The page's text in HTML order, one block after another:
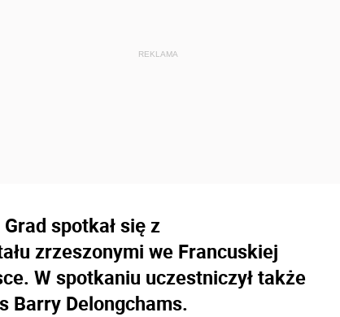
spotkał się z
zrzeszonymi we Francuskiej
W spotkaniu uczestniczył także
Barry Delongchams.